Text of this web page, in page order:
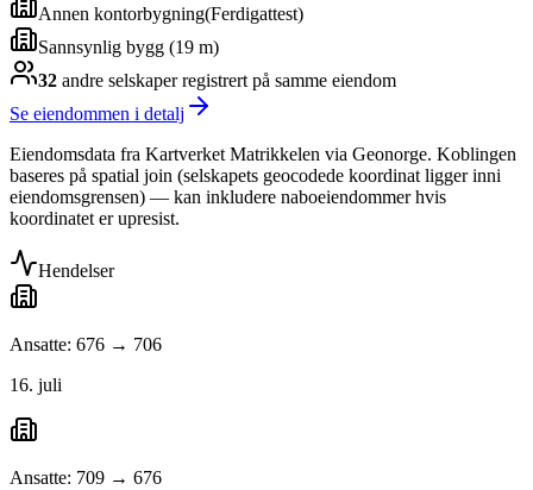
Annen kontorbygning(Ferdigattest)
Sannsynlig bygg (19 m)
32 andre selskaperregistrert på samme eiendom
Se eiendommen i detalj
Eiendomsdata fra Kartverket Matrikkelen via Geonorge. Koblingen
baseres på spatial join (selskapets geocodede koordinat ligger inni
eiendomsgrensen) — kan inkludere naboeiendommer hvis
koordinatet er upresist.
Hendelser
Ansatte: 676 → 706
16. juli
Ansatte: 709 → 676